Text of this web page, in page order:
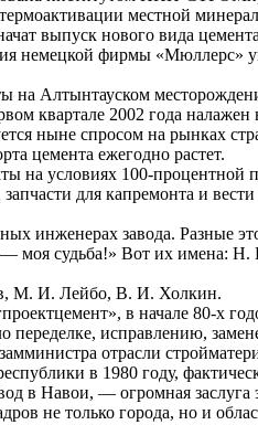
местной
выпуск нового вида
немецкой фирмы «Мюллерс»
на Алтынтауском
квартале 2002 года
ныне спросом на рынках
цемента ежегодно растет.
на условиях 100-процентной
для капремонта и
инженерах завода. Разные
— моя судьба!» Вот их имена:
М. И. Лейбо, В. И. Холкин.
в начале 80-х
переделке, исправлению,
отрасли
в 1980 году,
в Навои, — огромная заслуга
не только города, но и